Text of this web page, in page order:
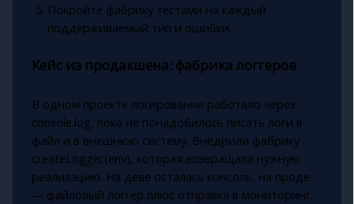
Покройте фабрику тестами на каждый
поддерживаемый тип и ошибки.
Кейс из продакшена: фабрика логгеров
В одном проекте логирование работало через
console.log, пока не понадобилось писать логи в
файл и в внешнюю систему. Внедрили фабрику
createLogger(env), которая возвращала нужную
реализацию. На деве осталась консоль, на проде
— файловый логгер плюс отправка в мониторинг.